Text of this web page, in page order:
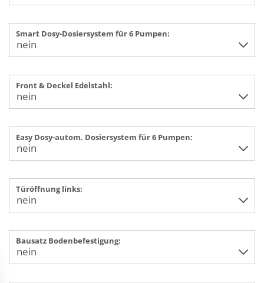
Smart Dosy-Dosiersystem für 6 Pumpen:
Front & Deckel Edelstahl:
Easy Dosy-autom. Dosiersystem für 6 Pumpen:
Türöffnung links:
Bausatz Bodenbefestigung: